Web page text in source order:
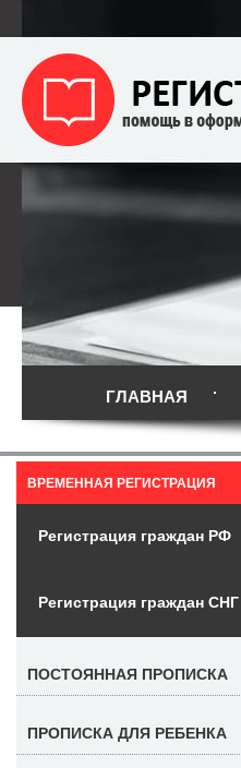
ГЛАВНАЯ
ВРЕМЕННАЯ РЕГИСТРАЦИЯ
Регистрация граждан РФ
Регистрация граждан СНГ
ПОСТОЯННАЯ ПРОПИСКА
ПРОПИСКА ДЛЯ РЕБЕНКА